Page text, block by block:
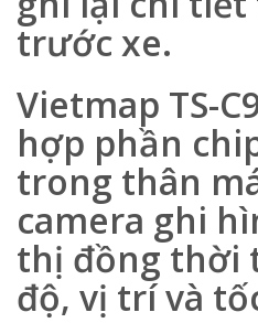
trước xe.
Vietmap TS-
hợp phần
trong thân
camera ghi
thị đồng thời
độ, vị trí và